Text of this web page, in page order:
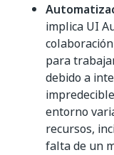
implica UI
para
debido a
entorno
recursos,
falta de un